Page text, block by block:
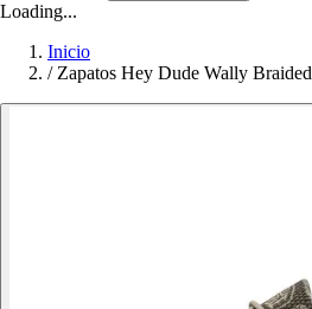
Loading...
Inicio
/ Zapatos Hey Dude Wally Braided